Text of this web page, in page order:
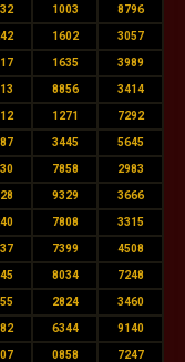
1003 8796
1602 3057
1635 3989
8856 3414
1271 7292
3445 5645
7858 2983
9329 3666
7808 3315
7399 4508
8034 7248
2824 3460
6344 9140
0858 7247